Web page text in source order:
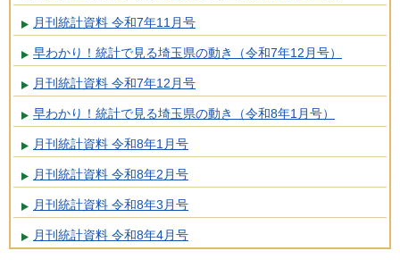
月刊統計資料 令和7年11月号
早わかり！統計で見る埼玉県の動き（令和7年12月号）
月刊統計資料 令和7年12月号
早わかり！統計で見る埼玉県の動き（令和8年1月号）
月刊統計資料 令和8年1月号
月刊統計資料 令和8年2月号
月刊統計資料 令和8年3月号
月刊統計資料 令和8年4月号